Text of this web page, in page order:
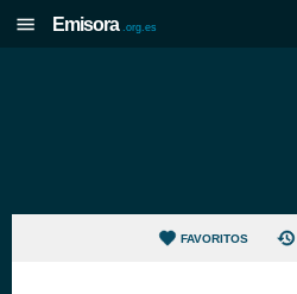
Emisora .org.es
FAVORITOS